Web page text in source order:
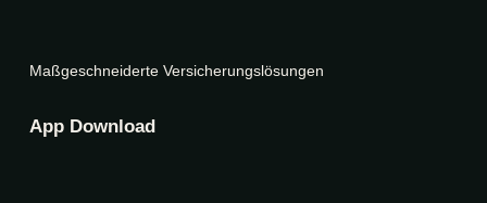
Maßgeschneiderte Versicherungslösungen
App Download